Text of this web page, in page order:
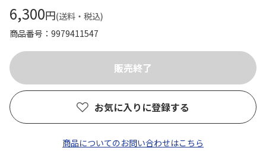
6,300円(送料・税込)
商品番号
9979411547
お気に入りに登録する
商品についてのお問い合わせはこちら